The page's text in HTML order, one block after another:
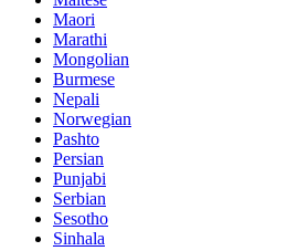
Maori
Marathi
Mongolian
Burmese
Nepali
Norwegian
Pashto
Persian
Punjabi
Serbian
Sesotho
Sinhala